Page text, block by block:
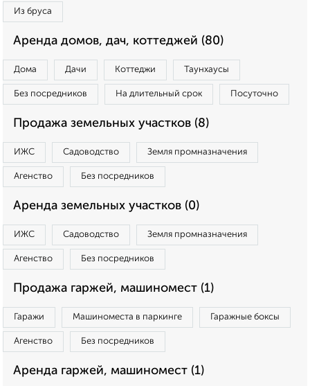
Из бруса
Аренда домов, дач, коттеджей (80)
Дома Дачи Коттеджи Таунхаусы
Без посредников На длительный срок Посуточно
Продажа земельных участков (8)
ИЖС Садоводство Земля промназначения
Агенство Без посредников
Аренда земельных участков (0)
ИЖС Садоводство Земля промназначения
Агенство Без посредников
Продажа гаржей, машиномест (1)
Гаражи Машиноместа в паркинге Гаражные боксы
Агенство Без посредников
Аренда гаржей, машиномест (1)